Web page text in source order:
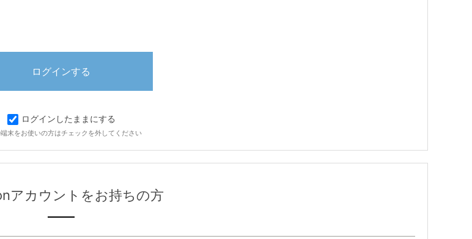
ログインしたままにする
末をお使いの方はチェックを外してください
アカウントをお持ちの方